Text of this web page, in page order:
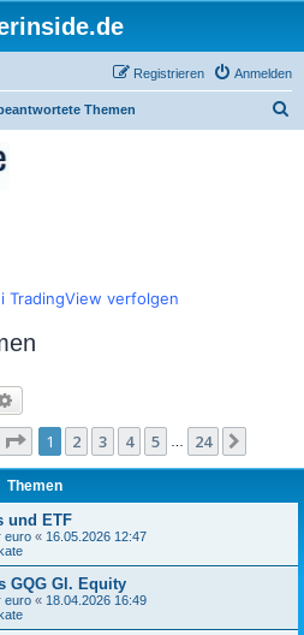
Anmelden
Registrieren
Themen
TradingView verfolgen
Seite 1von 24
1 2 3 4 5 24
Themen
und ETF
euro « 16.05.2026 12:47
GQG Gl. Equity
euro « 18.04.2026 16:49